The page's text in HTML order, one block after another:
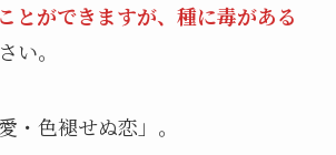
とができますが、種に毒がある
い。
・色褪せぬ恋」。